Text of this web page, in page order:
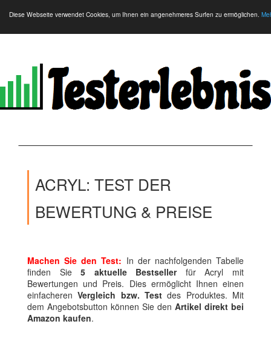
Diese Webseite verwendet Cookies, um Ihnen ein angenehmeres Surfen zu ermöglichen.
ACRYL: TEST DER
BEWERTUNG & PREISE
Machen Sie den Test: In der nachfolgenden Tabelle
finden Sie5 aktuelle Bestsellerfür Acryl mit
Bewertungen und Preis. Dies ermöglicht Ihnen einen
einfacherenVergleich bzw. Test des Produktes. Mit
dem Angebotsbutton können Sie den Artikel direkt bei
Amazon kaufen.